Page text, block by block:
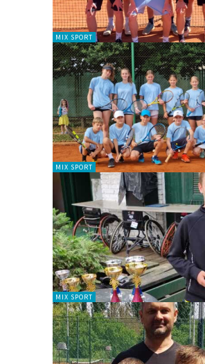
MIX SPORT
MIX SPORT
MIX SPORT